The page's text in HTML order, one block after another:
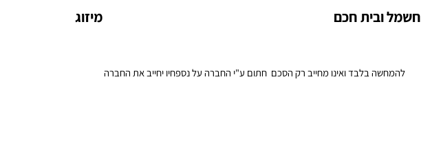
חשמל ובית חכם מיזוג
להמחשה בלבד ואינו מחייב רק הסכם חתום ע"י החברה על נספחיו יחייב את החברה